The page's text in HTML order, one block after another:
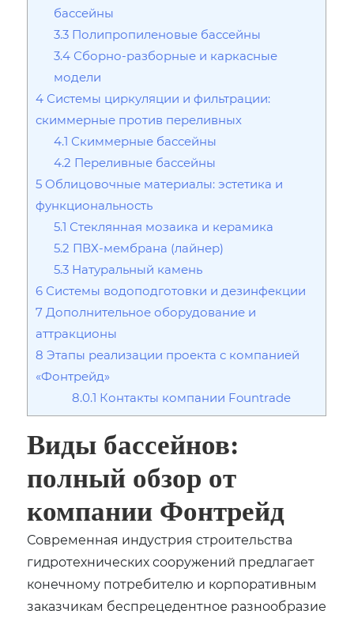
бассейны
3.3 Полипропиленовые бассейны
3.4 Сборно-разборные и каркасные
модели
4 Системы циркуляции и фильтрации:
скиммерные против переливных
4.1 Скиммерные бассейны
4.2 Переливные бассейны
5 Облицовочные материалы: эстетика и
функциональность
5.1 Стеклянная мозаика и керамика
5.2 ПВХ-мембрана (лайнер)
5.3 Натуральный камень
6 Системы водоподготовки и дезинфекции
7 Дополнительное оборудование и
аттракционы
8 Этапы реализации проекта с компанией
«Фонтрейд»
8.0.1 Контакты компании Fountrade
Виды бассейнов:
полный обзор от
компании Фонтрейд
Современная индустрия строительства
гидротехнических сооружений предлагает
конечному потребителю и корпоративным
заказчикам беспрецедентное разнообразие